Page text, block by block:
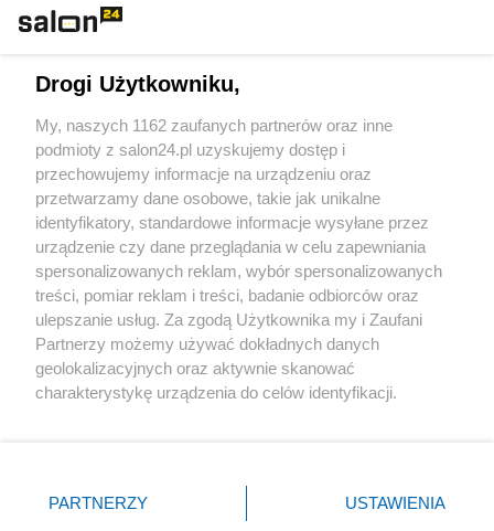
Sport
Społeczeństwo
Kultura
X Facebook Instagram Youtube
Drogi Użytkowniku,
My, naszych 1162 zaufanych partnerów oraz inne
podmioty z salon24.pl uzyskujemy dostęp i
przechowujemy informacje na urządzeniu oraz
przetwarzamy dane osobowe, takie jak unikalne
identyfikatory, standardowe informacje wysyłane przez
urządzenie czy dane przeglądania w celu zapewniania
spersonalizowanych reklam, wybór spersonalizowanych
treści, pomiar reklam i treści, badanie odbiorców oraz
ulepszanie usług. Za zgodą Użytkownika my i Zaufani
Partnerzy możemy używać dokładnych danych
geolokalizacyjnych oraz aktywnie skanować
charakterystykę urządzenia do celów identyfikacji.
zmienić/wycofać klikając przycisk ustawień prywatności
znajdujący się w lewym dolnym rogu strony
PARTNERZY USTAWIENIA